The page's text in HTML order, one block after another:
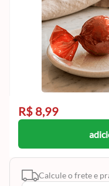
R$ 8,99
Calcule o frete e